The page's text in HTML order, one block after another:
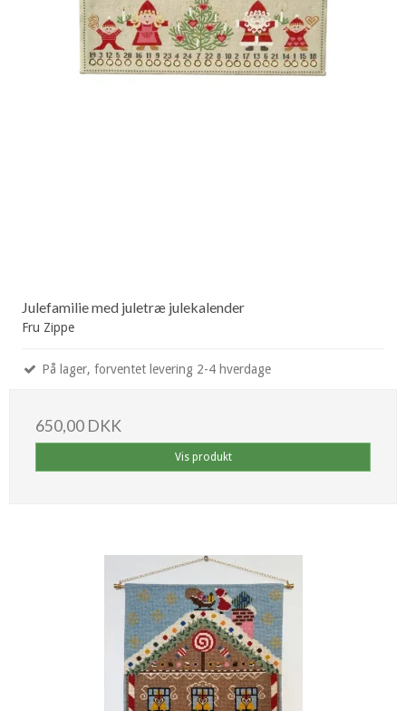
Julefamilie med juletræ julekalender
Fru Zippe
På lager, forventet levering 2-4 hverdage
650,00 DKK
Vis produkt